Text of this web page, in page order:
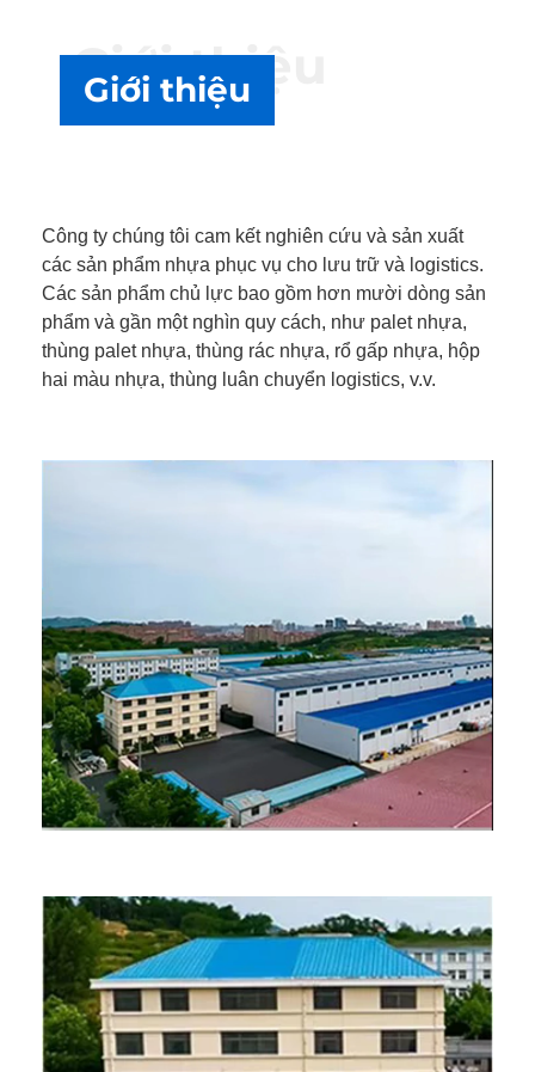
Giới thiệu
Giới thiệu
Công ty chúng tôi cam kết nghiên cứu và sản xuất
các sản phẩm nhựa phục vụ cho lưu trữ và logistics.
Các sản phẩm chủ lực bao gồm hơn mười dòng sản
phẩm và gần một nghìn quy cách, như palet nhựa,
thùng palet nhựa, thùng rác nhựa, rổ gấp nhựa, hộp
hai màu nhựa, thùng luân chuyển logistics, v.v.